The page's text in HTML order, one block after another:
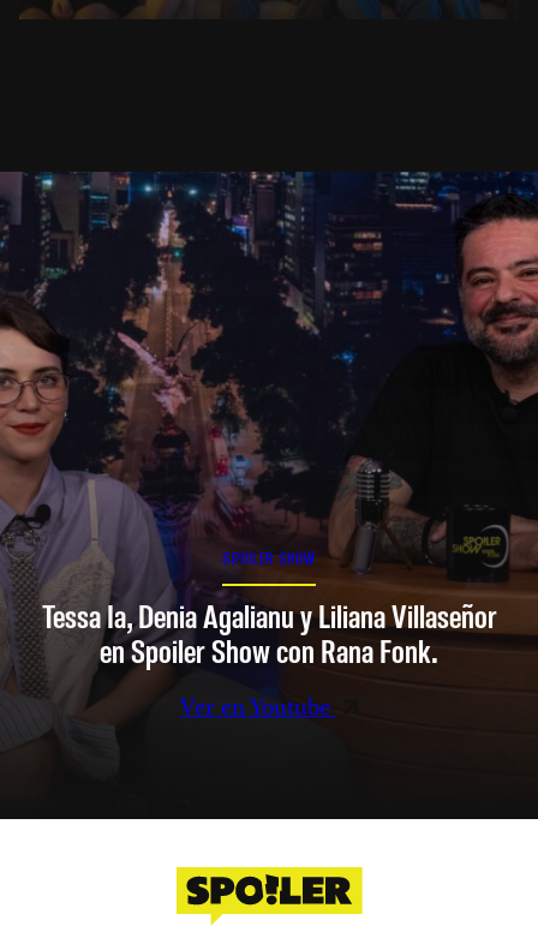
SPOILER SHOW
Tessa Ia, Denia Agalianu y Liliana Villaseñor
en Spoiler Show con Rana Fonk.
Ver en Youtube